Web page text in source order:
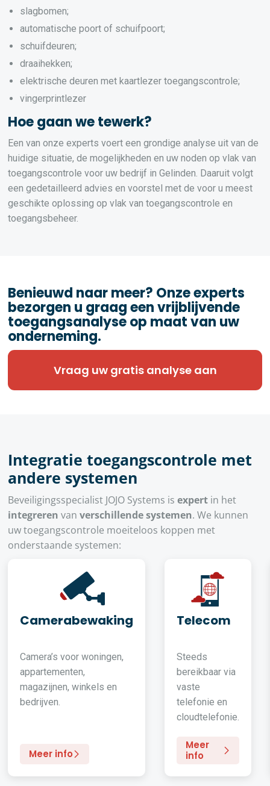
slagbomen;
automatische poort of schuifpoort;
schuifdeuren;
draaihekken;
elektrische deuren met kaartlezer toegangscontrole;
vingerprintlezer
Hoe gaan we tewerk?
Een van onze experts voert een grondige analyse uit van de
huidige situatie, de mogelijkheden en uw noden op vlak van
toegangscontrole voor uw bedrijf in Gelinden. Daaruit volgt
een gedetailleerd advies en voorstel met de voor u meest
geschikte oplossing op vlak van toegangscontrole en
toegangsbeheer.
Benieuwd naar meer? Onze experts
bezorgen u graag een vrijblijvende
toegangsanalyse op maat van uw
onderneming.
Vraag uw gratis analyse aan
Integratie toegangscontrole met
andere systemen
Beveiligingsspecialist JOJO Systems isexpert in het
integreren vanverschillende systemen. We kunnen
uw toegangscontrole moeiteloos koppen met
onderstaande systemen:
Camerabewaking
Camera’s voor woningen,
appartementen,
magazijnen, winkels en
bedrijven.
Meer info
Telecom
Steeds
bereikbaar via
vaste
telefonie en
cloudtelefonie.
Meer
info